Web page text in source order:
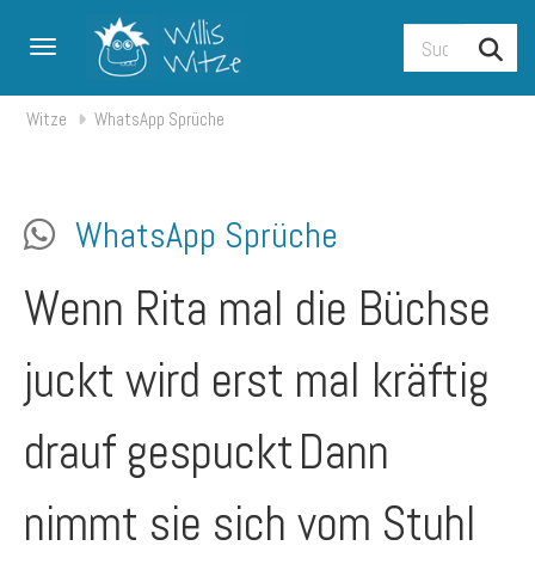
Toggle navigation
Witze WhatsApp Sprüche
WhatsApp Sprüche
Wenn Rita mal die Büchse
juckt wird erst mal kräftig
drauf gespucktDann
nimmt sie sich vom Stuhl